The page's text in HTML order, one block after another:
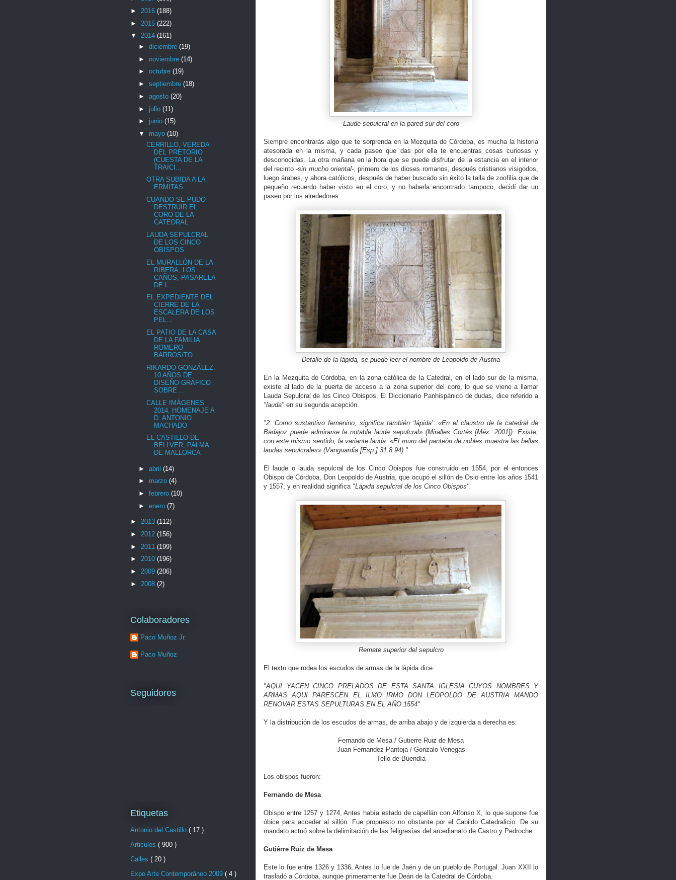
Laude sepulcral en la pared sur del coro
Siempre encontrarás algo que te sorprenda en la Mezquita de Córdoba, es mucha la historia
atesorada en la misma, y cada paseo que das por ella te encuentras cosas curiosas y
desconocidas. La otra mañana en la hora que se puede disfrutar de la estancia en el interior
del recinto-sin mucho oriental-, primero de los dioses romanos, después cristianos visigodos,
luego árabes, y ahora católicos, después de haber buscado sin éxito la talla de zoofilia que de
pequeño recuerdo haber visto en el coro, y no haberla encontrado tampoco, decidí dar un
paseo por los alrededores.
Detalle de la lápida, se puede leer el nombre de Leopoldo de Austria
En la Mezquita de Córdoba, en la zona católica de la Catedral, en el lado sur de la misma,
existe al lado de la puerta de acceso a la zona superior del coro, lo que se viene a llamar
Lauda Sepulcral de los Cinco Obispos. El Diccionario Panhispánico de dudas, dice referido a
"lauda" en su segunda acepción.
"2. Como sustantivo femenino, significa también ‘lápida’: «En el claustro de la catedral de
Badajoz puede admirarse la notable laude sepulcral» (Miralles Cortés [Méx. 2001]). Existe,
con este mismo sentido, la variante lauda: «El muro del panteón de nobles muestra las bellas
laudas sepulcrales» (Vanguardia [Esp.] 31.8.94)."
El laude o lauda sepulcral de los Cinco Obispos fue construido en 1554, por el entonces
Obispo de Córdoba, Don Leopoldo de Austria, que ocupó el sillón de Osio entre los años 1541
y 1557, y en realidad significa"Lápida sepulcral de los Cinco Obispos".
Remate superior del sepulcro
El texto que rodea los escudos de armas de la lápida dice:
"AQUI YACEN CINCO PRELADOS DE ESTA SANTA IGLESIA CUYOS NOMBRES Y
ARMAS AQUI PARESCEN EL ILMO IRMO DON LEOPOLDO DE AUSTRIA MANDO
RENOVAR ESTAS SEPULTURAS EN EL AÑO 1554"
Y la distribución de los escudos de armas, de arriba abajo y de izquierda a derecha es:
Fernando de Mesa / Gutierre Ruiz de Mesa
Juan Fernandez Pantoja / Gonzalo Venegas
Tello de Buendía
Los obispos fueron:
Fernando de Mesa
Obispo entre 1257 y 1274, Antes había estado de capellán con Alfonso X, lo que supone fue
óbice para acceder al sillón. Fue propuesto no obstante por el Cabildo Catedralicio. De su
mandato actuó sobre la delimitación de las feligresías del arcedianato de Castro y Pedroche.
Gutiérre Ruiz de Mesa
Este lo fue entre 1326 y 1336, Antes lo fue de Jaén y de un pueblo de Portugal. Juan XXII lo
trasladó a Córdoba, aunque primeramente fue Deán de la Catedral de Córdoba.
► 2016 (188)
► 2015 (222)
▼ 2014 (161)
► diciembre (19)
► noviembre (14)
► octubre (19)
► septiembre (18)
► agosto (20)
► julio (11)
► junio (15)
▼ mayo (10)
CERRILLO, VEREDA
DEL PRETORIO
(CUESTA DE LA
TRAICI...
OTRA SUBIDA A LA
ERMITAS
CUANDO SE PUDO
DESTRUIR EL
CORO DE LA
CATEDRAL
LAUDA SEPULCRAL
DE LOS CINCO
OBISPOS
EL MURALLÓN DE LA
RIBERA, LOS
CAÑOS, PASARELA
DE L...
EL EXPEDIENTE DEL
CIERRE DE LA
ESCALERA DE LOS
PEL...
EL PATIO DE LA CASA
DE LA FAMILIA
ROMERO
BARROS/TO...
RIKARDO GONZÁLEZ.
10 AÑOS DE
DISEÑO GRÁFICO
SOBRE ...
CALLE IMÁGENES
2014, HOMENAJE A
D. ANTONIO
MACHADO
EL CASTILLO DE
BELLVER, PALMA
DE MALLORCA
► abril (14)
► marzo (4)
► febrero (10)
► enero (7)
► 2013 (112)
► 2012 (156)
► 2011 (199)
► 2010 (196)
► 2009 (206)
► 2008 (2)
Colaboradores
Paco Muñoz Jr.
Paco Muñoz
Seguidores
Etiquetas
Antonio del Castillo ( 17 )
Articulos ( 900 )
Calles ( 20 )
Expo Arte Contemporáneo 2009 ( 4 )